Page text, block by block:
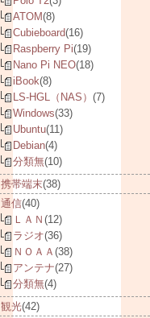
ATOM(8)
Cubieboard(16)
Raspberry Pi(19)
Nano Pi NEO(18)
iBook(8)
LS-HGL（NAS） (7)
Windows(33)
Ubuntu(11)
Debian(4)
分類無(10)
携帯端末(38)
通信(40)
ＬＡＮ (12)
ラジオ(36)
ＮＯＡＡ (38)
アンテナ(27)
分類無(4)
観光(42)